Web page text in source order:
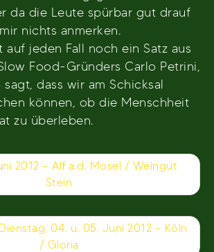
da die Leute spürbar gut drauf
nichts anmerken.
auf jeden Fall noch ein Satz aus
Food-Gründers Carlo Petrini,
dass wir am Schicksal
können, ob die Menschheit
zu überleben.
2012 – Alf a.d. Mosel / Weingut
Stein
04. u. 05. Juni 2012 – Köln
/ Gloria